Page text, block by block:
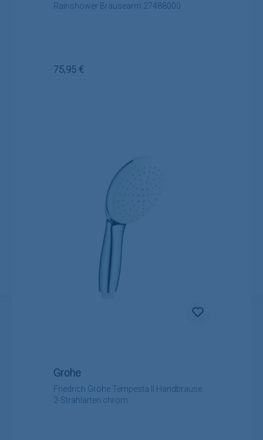
Rainshower Brausearm 27488000
Regulärer Preis:
75,95 €
Friedrich Grohe Tempesta II Handbrause
2-Strahlarten chrom
Grohe